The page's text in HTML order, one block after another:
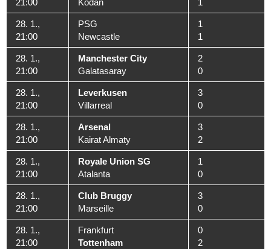
21:00
Kodaň
1
28. 1.,
21:00
PSG
Newcastle
1
1
28. 1.,
21:00
Manchester City
Galatasaray
2
0
28. 1.,
21:00
Leverkusen
Villarreal
3
0
28. 1.,
21:00
Arsenal
Kairat Almaty
3
2
28. 1.,
21:00
Royale Union SG
Atalanta
1
0
28. 1.,
21:00
Club Bruggy
Marseille
3
0
28. 1.,
21:00
Frankfurt
Tottenham
0
2